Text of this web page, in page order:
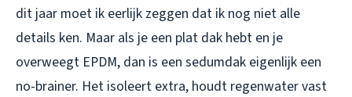
dit jaar moet ik eerlijk zeggen dat ik nog niet alle
details ken. Maar als je een plat dak hebt en je
overweegt EPDM, dan is een sedumdak eigenlijk een
no-brainer. Het isoleert extra, houdt regenwater vast